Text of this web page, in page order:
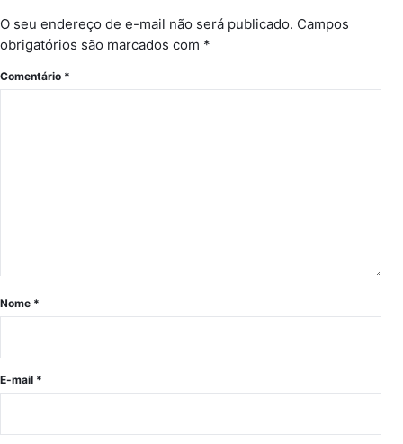
O seu endereço de e-mail não será publicado. Campos
obrigatórios são marcados com *
Comentário *
Nome *
E-mail *